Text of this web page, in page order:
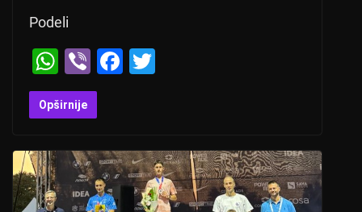
Podeli
W
h
at
A
p
Vi
b
er
F
b
o
Opširnije